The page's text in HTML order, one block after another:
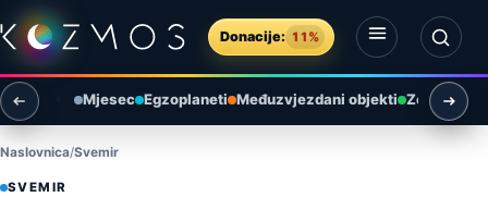
Preskoči na sadržaj
Donacije: 11%
Otvori izbornik
Otvori pretragu
Mjesec Egzoplaneti Međuzvjezdani objekti Zemlja i
Naslovnica Svemir
SVEMIR